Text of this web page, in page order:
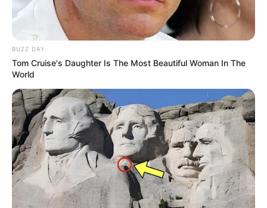
genera la noticia, aunque nos lluevan los
botellazos! ¡Ahí nos vidrios!
BUZZ DAY
Tom Cruise's Daughter Is The Most Beautiful Woman In The
World